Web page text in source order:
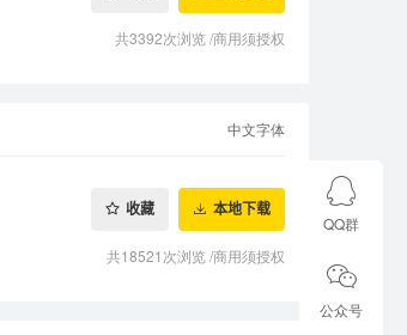
共3392次浏览/商用须授权
中文字体
收藏 本地下载
共18521次浏览/商用须授权
QQ群
公众号